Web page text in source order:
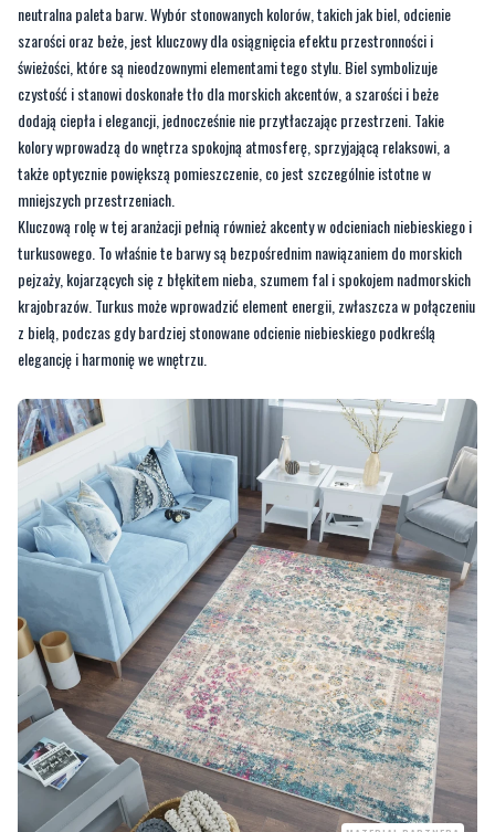
neutralna paleta barw. Wybór stonowanych kolorów, takich jak biel, odcienie
szarości oraz beże, jest kluczowy dla osiągnięcia efektu przestronności i
świeżości, które są nieodzownymi elementami tego stylu. Biel symbolizuje
czystość i stanowi doskonałe tło dla morskich akcentów, a szarości i beże
dodają ciepła i elegancji, jednocześnie nie przytłaczając przestrzeni. Takie
kolory wprowadzą do wnętrza spokojną atmosferę, sprzyjającą relaksowi, a
także optycznie powiększą pomieszczenie, co jest szczególnie istotne w
mniejszych przestrzeniach.
Kluczową rolę w tej aranżacji pełnią również akcenty w odcieniach niebieskiego i
turkusowego. To właśnie te barwy są bezpośrednim nawiązaniem do morskich
pejzaży, kojarzących się z błękitem nieba, szumem fal i spokojem nadmorskich
krajobrazów. Turkus może wprowadzić element energii, zwłaszcza w połączeniu
z bielą, podczas gdy bardziej stonowane odcienie niebieskiego podkreślą
elegancję i harmonię we wnętrzu.